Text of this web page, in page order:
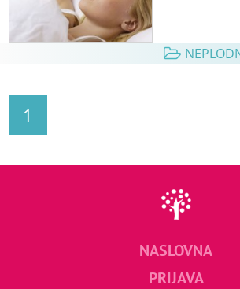
1
NASLOVNA
PRIJAVA